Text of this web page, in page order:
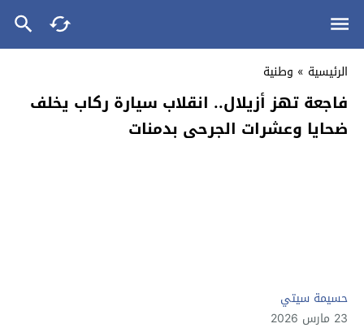
الرئيسية » وطنية
فاجعة تهز أزيلال.. انقلاب سيارة ركاب يخلف
ضحايا وعشرات الجرحى بدمنات
حسيمة سيتي
23 مارس 2026